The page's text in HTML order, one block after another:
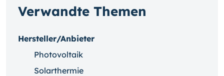
Verwandte Themen
Hersteller/Anbieter
Photovoltaik
Solarthermie